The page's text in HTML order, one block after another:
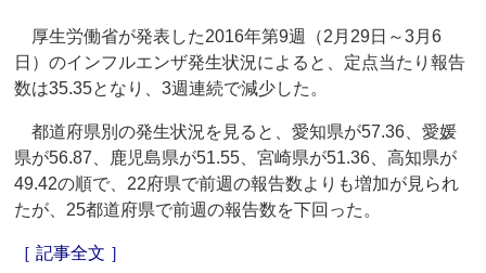
厚生労働省が発表した2016年第9週（2月29日～3月6
日）のインフルエンザ発生状況によると、定点当たり報告
数は35.35となり、3週連続で減少した。
都道府県別の発生状況を見ると、愛知県が57.36、愛媛
県が56.87、鹿児島県が51.55、宮崎県が51.36、高知県が
49.42の順で、22府県で前週の報告数よりも増加が見られ
たが、25都道府県で前週の報告数を下回った。
［ 記事全文 ］